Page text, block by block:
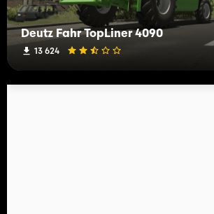
Deutz Fahr TopLiner 4090
13 624